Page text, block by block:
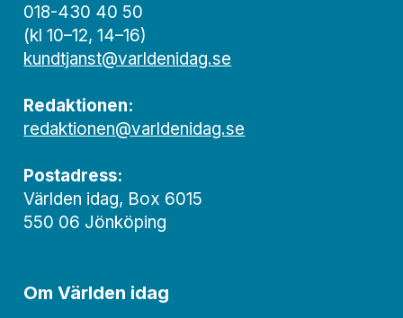
018-430 40 50
(kl 10–12, 14–16)
kundtjanst@varldenidag.se
Redaktionen:
redaktionen@varldenidag.se
Postadress:
Världen idag, Box 6015
550 06 Jönköping
Om Världen idag